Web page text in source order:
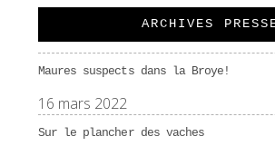
ARCHIVES
Maures suspects dans la Broye!
16 mars 2022
Sur le plancher des vaches